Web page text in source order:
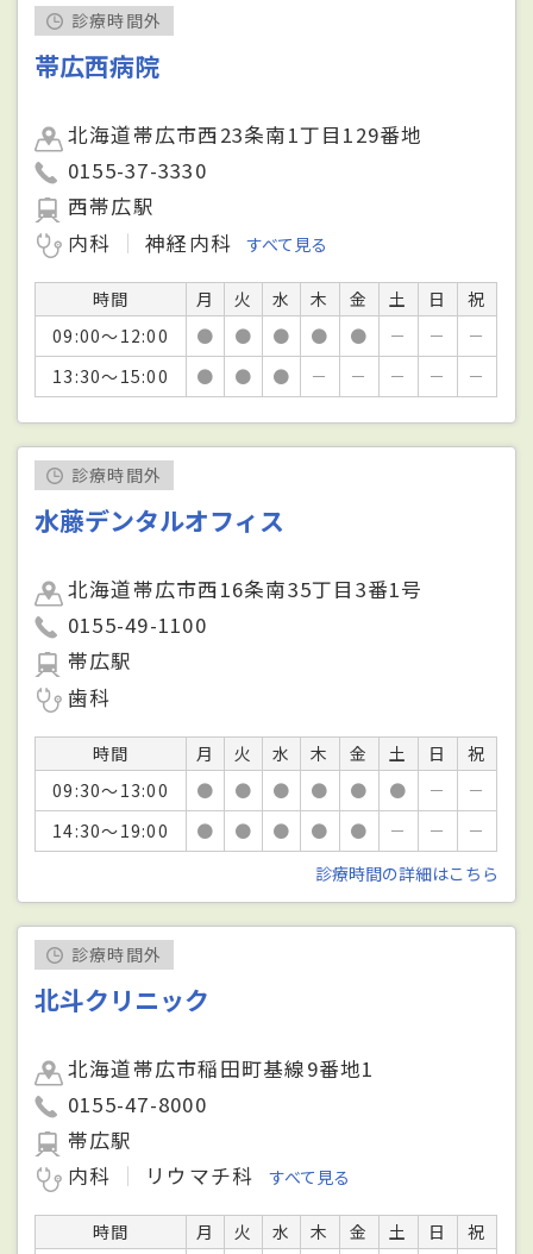
診療時間外
帯広西病院
北海道帯広市西23条南1丁目129番地
0155-37-3330
西帯広駅
内科
神経内科 すべて見る
時間 月 火 水 木 金 土 日
祝
09:00～12:00
● ● ● ● ● － －
－
13:30～15:00
● ● ● － － － － －
診療時間外
水藤デンタルオフィス
北海道帯広市西16条南35丁目3番1号
0155-49-1100
帯広駅
歯科
時間 月 火 水 木 金 土 日
祝
09:30～13:00
● ● ● ● ● ● －
－
14:30～19:00
● ● ● ● ● － －
－
診療時間の詳細はこちら
診療時間外
北斗クリニック
北海道帯広市稲田町基線9番地1
0155-47-8000
帯広駅
内科
リウマチ科 すべて見る
時間 月 火 水 木 金 土 日
祝